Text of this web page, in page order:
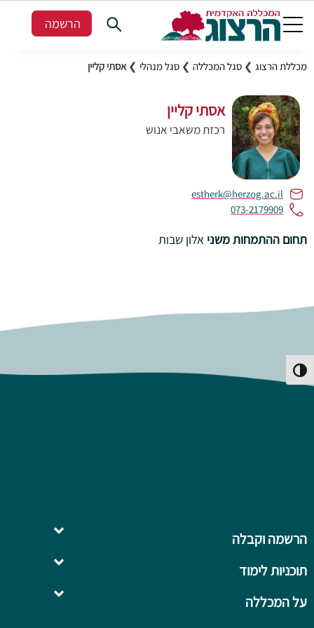
הפעל/כבה ניגודיות גבוהה
הרשמה
מכללת הרצוג ❯ סגל המכללה ❯ סגל מנהלי ❯ אסתי קליין
אסתי קליין
רכזת משאבי אנוש
estherk@herzog.ac.il
073-2179909
תחום ההתמחות משני אלון שבות
על המכללה
תוכניות לימוד
הרשמה וקבלה